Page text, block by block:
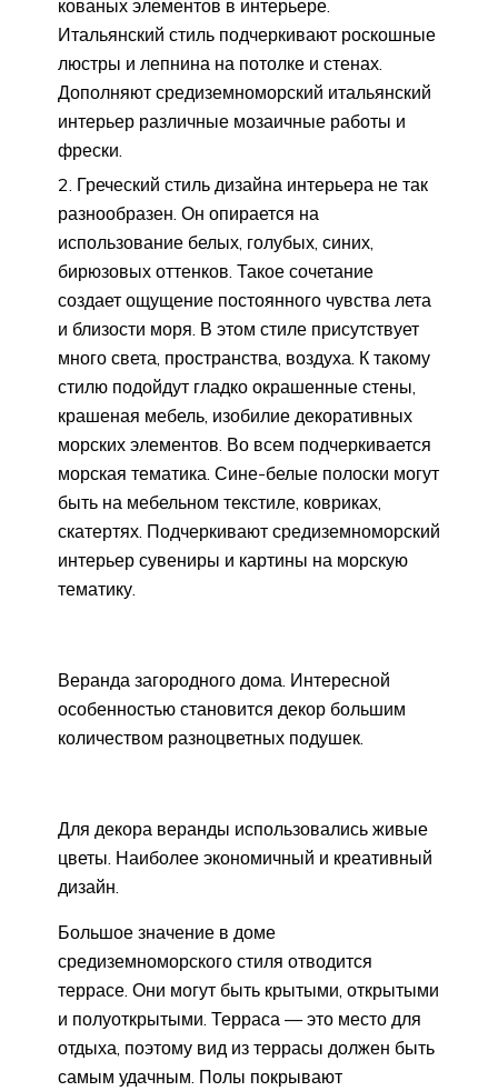
кованых элементов в интерьере.
Итальянский стиль подчеркивают роскошные
люстры и лепнина на потолке и стенах.
Дополняют средиземноморский итальянский
интерьер различные мозаичные работы и
фрески.
Греческий стиль дизайна интерьера не так
разнообразен. Он опирается на
использование белых, голубых, синих,
бирюзовых оттенков. Такое сочетание
создает ощущение постоянного чувства лета
и близости моря. В этом стиле присутствует
много света, пространства, воздуха. К такому
стилю подойдут гладко окрашенные стены,
крашеная мебель, изобилие декоративных
морских элементов. Во всем подчеркивается
морская тематика. Сине-белые полоски могут
быть на мебельном текстиле, ковриках,
скатертях. Подчеркивают средиземноморский
интерьер сувениры и картины на морскую
тематику.
Веранда загородного дома. Интересной
особенностью становится декор большим
количеством разноцветных подушек.
Для декора веранды использовались живые
цветы. Наиболее экономичный и креативный
дизайн.
Большое значение в доме
средиземноморского стиля отводится
террасе. Они могут быть крытыми, открытыми
и полуоткрытыми. Терраса — это место для
отдыха, поэтому вид из террасы должен быть
самым удачным. Полы покрывают